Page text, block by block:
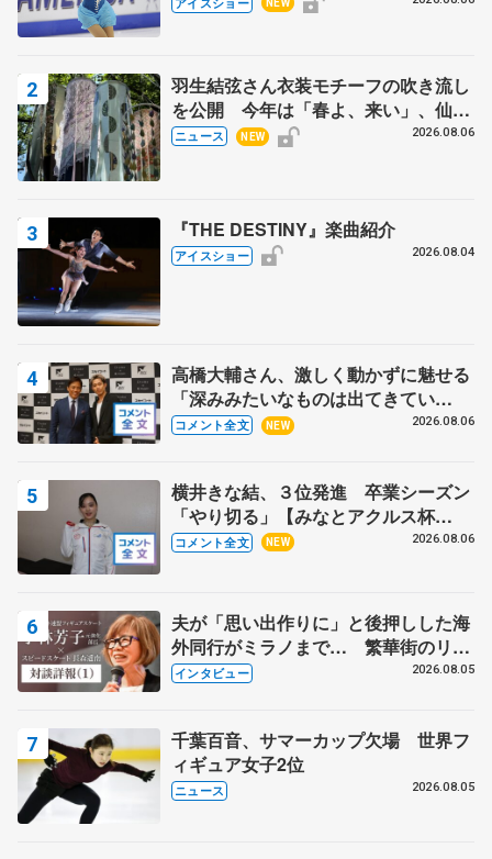
NEW
羽生結弦さん衣装モチーフの吹き流し
を公開 今年は「春よ、来い」、仙台
の瑞鳳殿
ニュース NEW 2026.08.06
『THE DESTINY』楽曲紹介
アイスショー 2026.08.04
高橋大輔さん、激しく動かずに魅せる
「深みみたいなものは出てきてい
る？」 〝兄さん〟と慕うレジェンド
コメント全文 NEW 2026.08.06
横井きな結、３位発進 卒業シーズン
「やり切る」【みなとアクルス杯
SP】
コメント全文 NEW 2026.08.06
夫が「思い出作りに」と後押しした海
外同行がミラノまで… 繁華街のリン
クでは不良のお兄さんも味方に 小林
インタビュー 2026.08.05
千葉百音、サマーカップ欠場 世界フ
ィギュア女子2位
ニュース 2026.08.05